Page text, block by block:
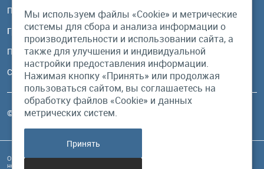
Посмотреть на карте
График работы
Пн-Пт: с 10:00 до 18:00
Сб, Вс: выходной
© Бурый Медведь MMXXVI. Все права защищены.
Обращаем Ваше внимание на то, что данный интернет-сайт и его содержимое
носит исключительно информационный характер и ни при каких условиях
Мы используем файлы «Cookie» и метрические
системы для сбора и анализа информации о
производительности и использовании сайта, а
также для улучшения и индивидуальной
настройки предоставления информации.
Нажимая кнопку «Принять» или продолжая
пользоваться сайтом, вы соглашаетесь на
обработку файлов «Cookie» и данных
метрических систем.
Принять